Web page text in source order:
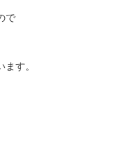
で
す。